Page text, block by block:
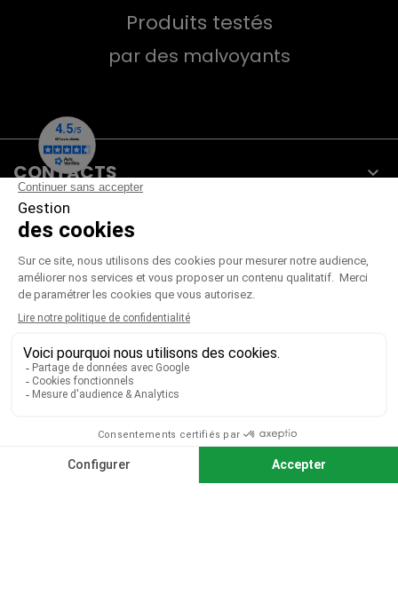
Produits testés
par des malvoyants
CONTACTS 
PRODUITS
NOTRE SOCIÉTÉ
VOTRE COMPTE 
CGV|CGU|Mentions légales
Paiement sécurisé
Télécharger notre catalogue
Télécharger le bon de commande